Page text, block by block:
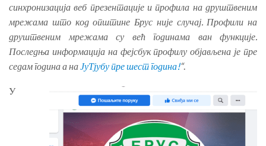
синхронизација веб презентације и профила на друштвеним
мрежама што код општине Брус није случај. Профили на
друштвеним мрежама су већ годинама ван функције.
Последња информација на фејсбук профилу објављена је пре
седам година а наЈуТјубу пре шест година!“.
У